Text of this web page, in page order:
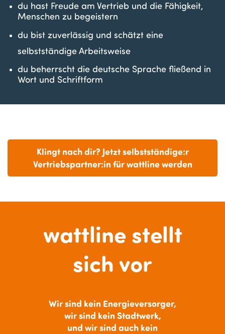
du hast Freude am Vertrieb und die Fähigkeit,
Menschen zu begeistern
du bist zuverlässig und schätzt eine
selbstständige Arbeitsweise
du beherrscht die deutsche Sprache fließend in
Wort und Schriftform
Klingt nach dir? Jetzt selbstständige:r
Vertriebspartner:in für wattline werden
wattline stellt
sich vor
Wir sind kein Energieversorger,
wir sind kein Stadtwerk,
und wir sind auch kein